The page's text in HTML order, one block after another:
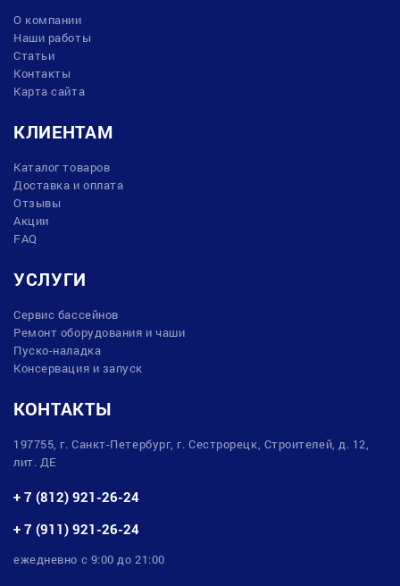
О компании
Наши работы
Статьи
Контакты
Карта сайта
КЛИЕНТАМ
Каталог товаров
Доставка и оплата
Отзывы
Акции
FAQ
УСЛУГИ
Сервис бассейнов
Ремонт оборудования и чаши
Пуско-наладка
Консервация и запуск
КОНТАКТЫ
197755, г. Санкт-Петербург, г. Сестрорецк, Строителей, д. 12,
лит. ДЕ
+ 7 (812) 921-26-24
+ 7 (911) 921-26-24
ежедневно с 9:00 до 21:00